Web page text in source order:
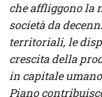
che affliggono la
società da
territoriali, le
crescita della
in capitale
Piano